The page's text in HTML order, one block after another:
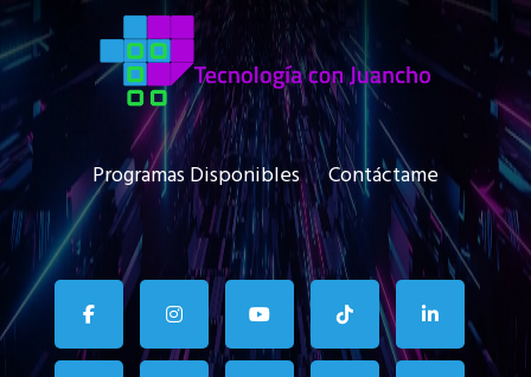
Programas Disponibles Contáctame